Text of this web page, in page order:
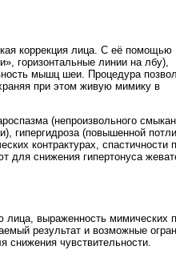
коррекция лица. С её помощью
горизонтальные линии на лбу),
мышц шеи. Процедура
при этом живую мимику в
(непроизвольного
гипергидроза (повышенной
контрактурах, спастичности
для снижения гипертонуса
выраженность мимических
результат и возможные
снижения чувствительности.